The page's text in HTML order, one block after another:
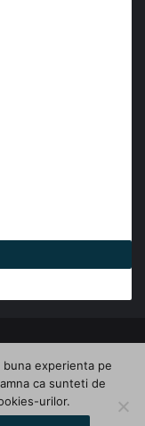
buna experienta pe
ca sunteti de
urilor.